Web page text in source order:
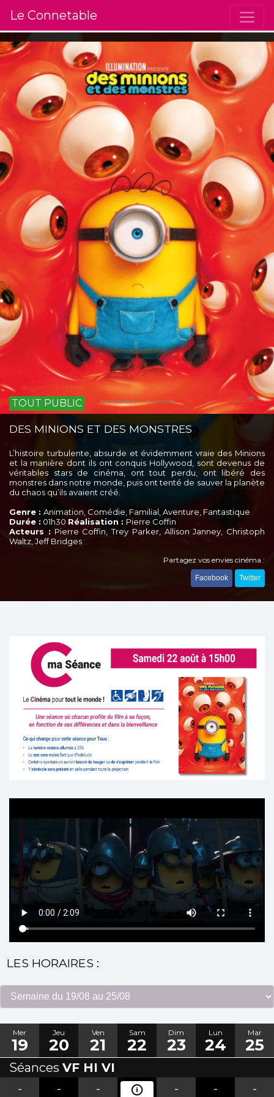
Le Connetable
TOUT PUBLIC
DES MINIONS ET DES MONSTRES
L’histoire turbulente, absurde et évidemment vraie des Minions
et la manière dont ils ont conquis Hollywood, sont devenus de
véritables stars de cinéma, ont tout perdu, ont libéré des
monstres dans notre monde, puis ont tenté de sauver la planète
du chaos qu’ils avaient créé.
Genre : Animation, Comédie, Familial, Aventure, Fantastique
Durée : 01h30 Réalisation : Pierre Coffin
Acteurs : Pierre Coffin, Trey Parker, Allison Janney, Christoph
Waltz, Jeff Bridges
Partagez vos envies cinéma :
Facebook Twitter
LES HORAIRES :
Mer
19
Jeu
20
Ven
21
Sam
22
Dim
23
Lun
24
Mar
25
Séances VF HI VI
-
- - - - -